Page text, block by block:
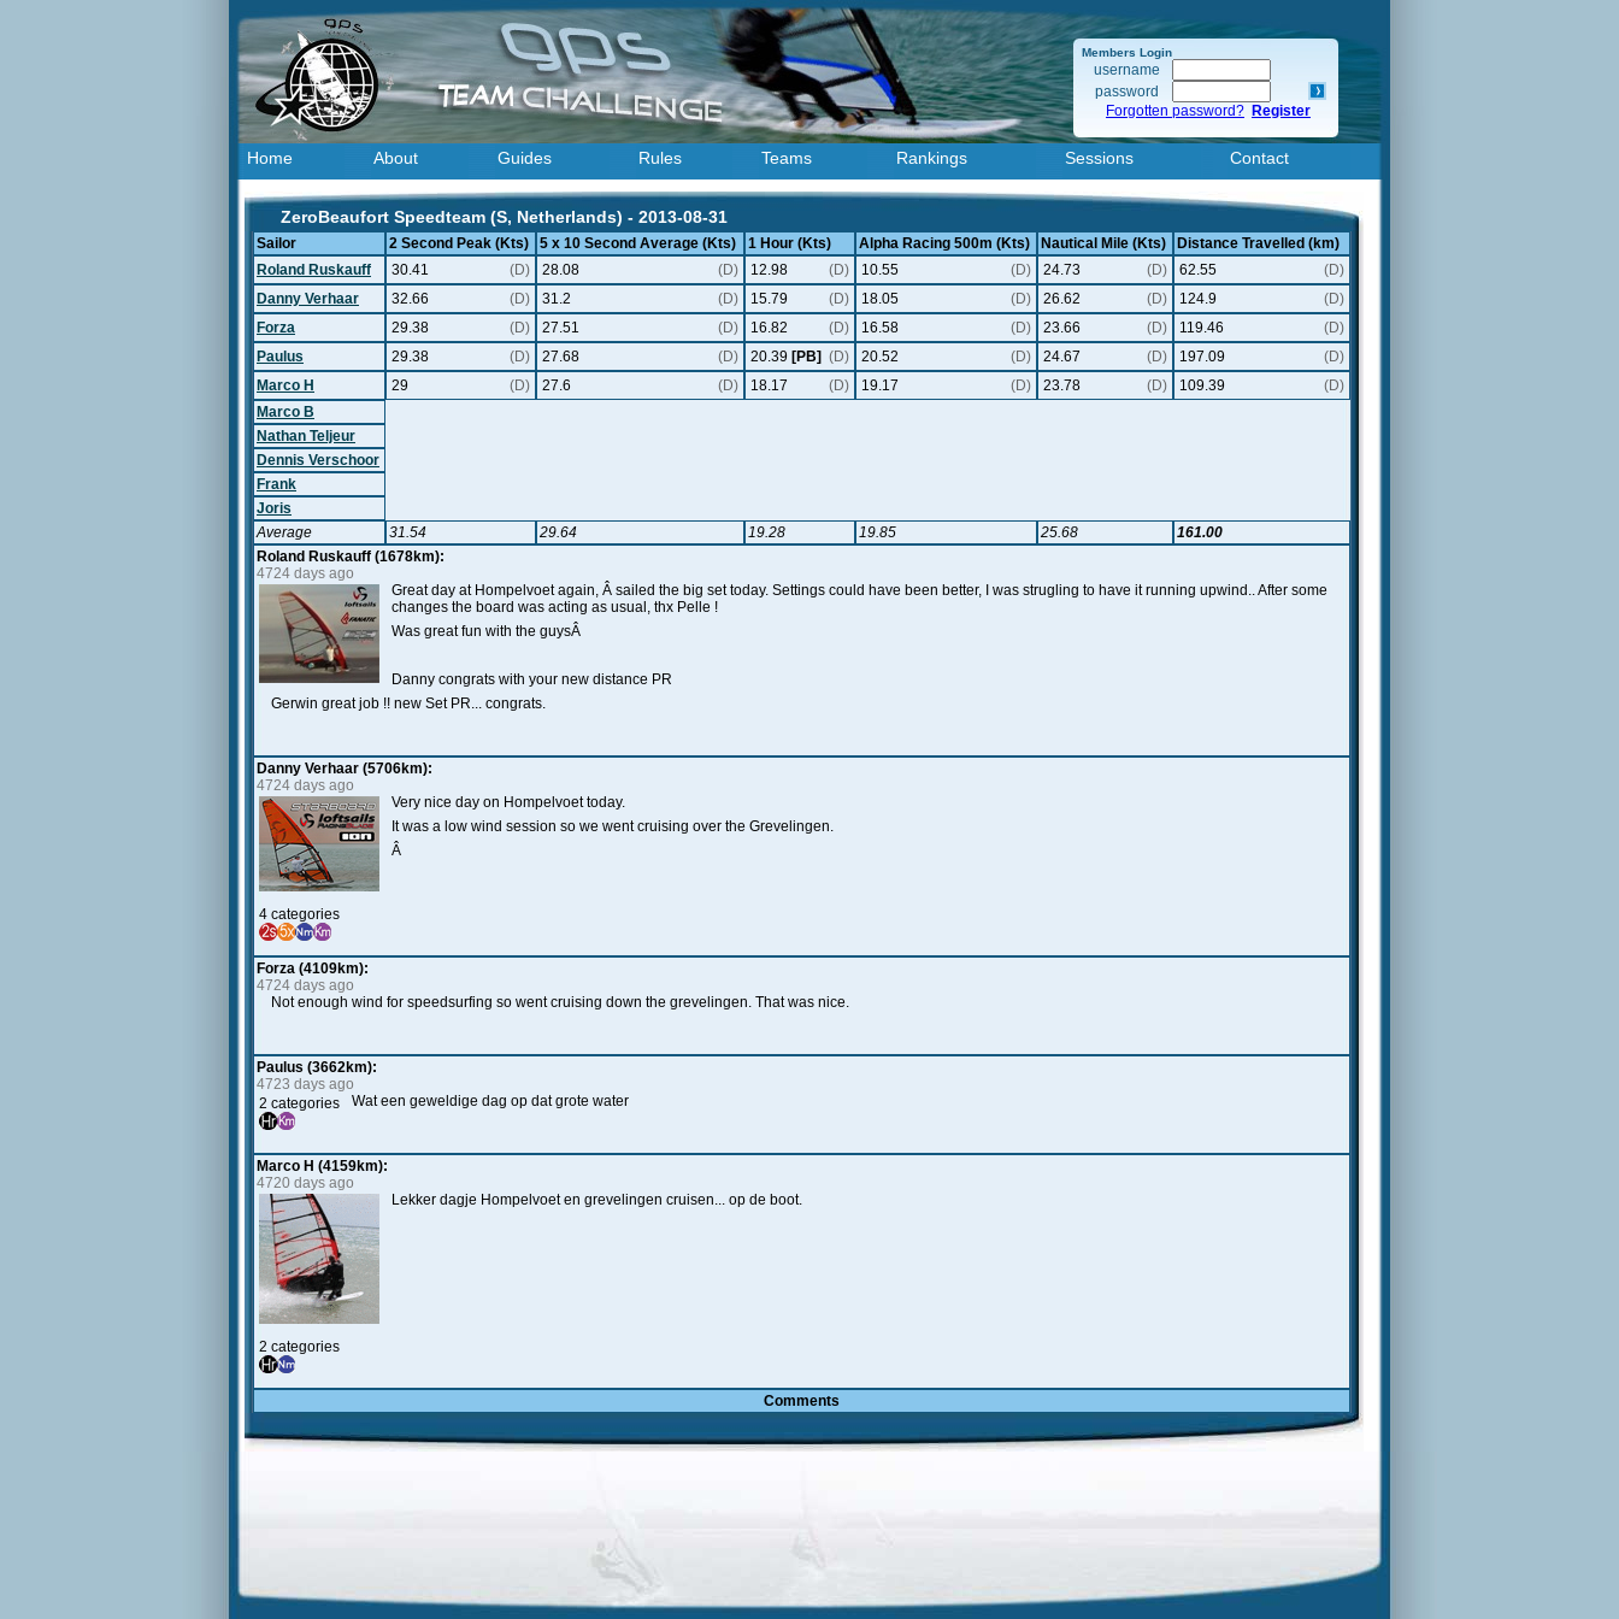
Members Login
username
password
Forgotten password? Register
Home About Guides Rules Teams Rankings Sessions Contact
ZeroBeaufort Speedteam (S, Netherlands) - 2013-08-31
Sailor 2 Second Peak (Kts) 5 x 10 Second Average (Kts) 1 Hour (Kts) Alpha Racing 500m (Kts) Nautical Mile (Kts)
Distance Travelled (km)
Roland Ruskauff
30.41 (D) 28.08 (D) 12.98 (D) 10.55 (D) 24.73 (D) 62.55
(D)
Danny Verhaar
32.66 (D) 31.2 (D) 15.79 (D) 18.05 (D) 26.62 (D) 124.9
(D)
Forza
29.38 (D) 27.51 (D) 16.82 (D) 16.58 (D) 23.66 (D) 119.46
(D)
Paulus
29.38 (D) 27.68 (D) 20.39 [PB] (D) 20.52 (D) 24.67 (D) 197.09
(D)
Marco H
29 (D) 27.6 (D) 18.17 (D) 19.17 (D) 23.78 (D) 109.39
(D)
Marco B
Nathan Teljeur
Dennis Verschoor
Frank
Joris
Average
31.54 29.64 19.28 19.85 25.68
161.00
Roland Ruskauff (1678km):
4724 days ago
Great day at Hompelvoet again, Â sailed the big set today. Settings could have been better, I was strugling to have it running upwind.. After some
changes the board was acting as usual, thx Pelle !
Was great fun with the guysÂ
Danny congrats with your new distance PR
Gerwin great job !! new Set PR... congrats.
Danny Verhaar (5706km):
4724 days ago
4 categories
Very nice day on Hompelvoet today.
It was a low wind session so we went cruising over the Grevelingen.
Â
Forza (4109km):
4724 days ago
Not enough wind for speedsurfing so went cruising down the grevelingen. That was nice.
Paulus (3662km):
4723 days ago
2 categories
Wat een geweldige dag op dat grote water
Marco H (4159km):
4720 days ago
2 categories
Lekker dagje Hompelvoet en grevelingen cruisen... op de boot.
Comments